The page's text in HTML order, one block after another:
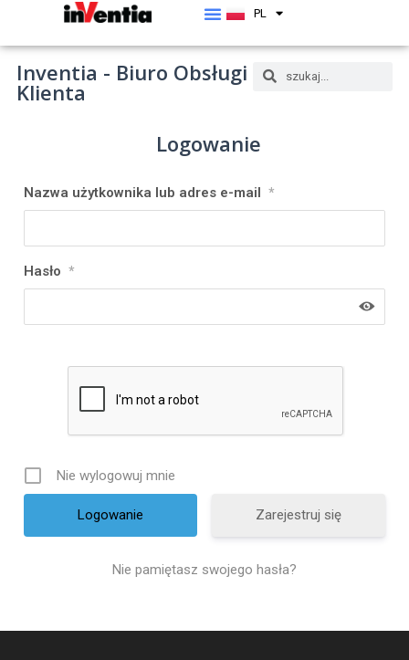
PL
EN
Inventia - Biuro Obsługi
Klienta
Logowanie
Nazwa użytkownika lub adres e-mail *
Hasło *
Nie wylogowuj mnie
Zarejestruj się
Nie pamiętasz swojego hasła?